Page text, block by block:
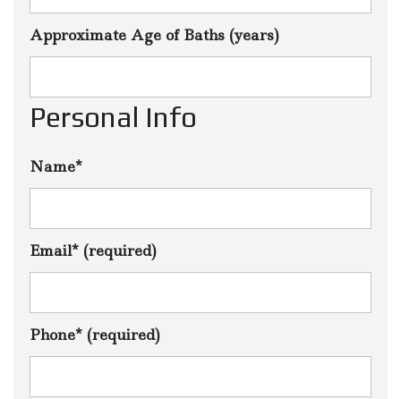
Approximate Age of Baths (years)
Personal Info
Name*
Email* (required)
Phone* (required)